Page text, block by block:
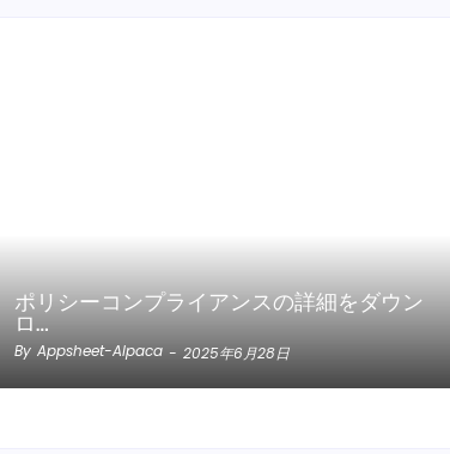
ポリシーコンプライアンスの詳細をダウン
ロ…
By Appsheet-Alpaca - 2025年6月28日